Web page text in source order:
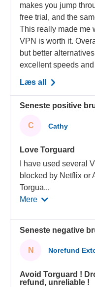
makes you jump
free trial, and the
This really made me
VPN is worth it.
but better
excellent speeds
Læs all
Seneste positive
C Cathy
Love Torguard
I have used several
blocked by Netflix or
Torgua...
Mere
Seneste negative
N Norefund
Avoid Torguard !
refund, unreliable !